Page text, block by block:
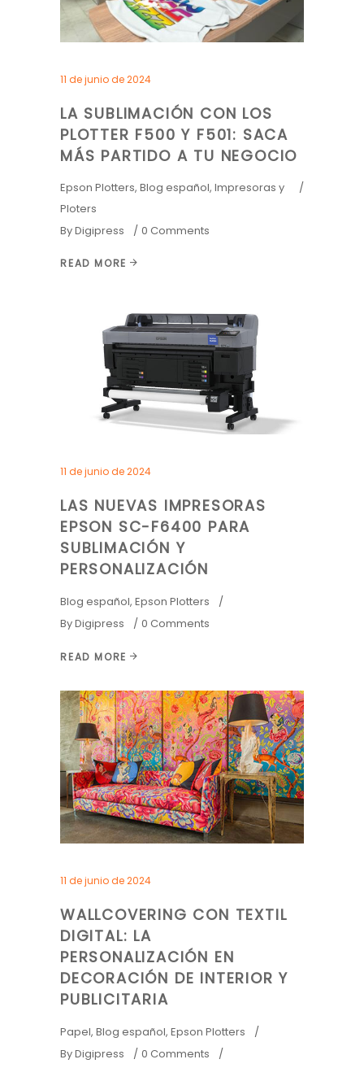
11 de junio de 2024
LA SUBLIMACIÓN CON LOS
PLOTTER F500 Y F501: SACA
MÁS PARTIDO A TU NEGOCIO
Epson Plotters, Blog español, Impresoras y
Ploters
ByDigipress 0 Comments
READ MORE
11 de junio de 2024
LAS NUEVAS IMPRESORAS
EPSON SC-F6400 PARA
SUBLIMACIÓN Y
PERSONALIZACIÓN
Blog español, Epson Plotters
ByDigipress 0 Comments
READ MORE
11 de junio de 2024
WALLCOVERING CON TEXTIL
DIGITAL: LA
PERSONALIZACIÓN EN
DECORACIÓN DE INTERIOR Y
PUBLICITARIA
Papel, Blog español, Epson Plotters
ByDigipress
0 Comments